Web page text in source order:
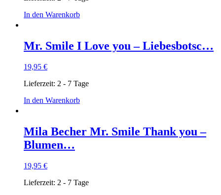
In den Warenkorb
Mr. Smile I Love you – Liebesbotsc…
19,95 €
Lieferzeit: 2 - 7 Tage
In den Warenkorb
Mila Becher Mr. Smile Thank you –
Blumen…
19,95 €
Lieferzeit: 2 - 7 Tage